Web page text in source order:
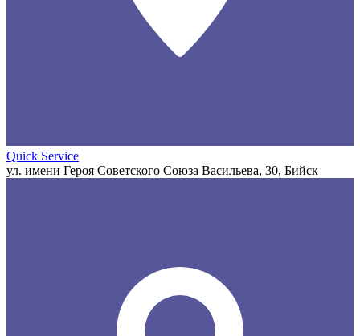
Quick Service
ул. имени Героя Советского Союза Васильева, 30, Бийск